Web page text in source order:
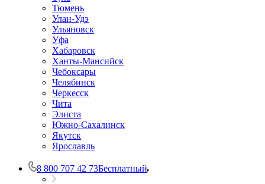
Тюмень
Улан-Удэ
Ульяновск
Уфа
Хабаровск
Ханты-Мансийск
Чебоксары
Челябинск
Черкесск
Чита
Элиста
Южно-Сахалинск
Якутск
Ярославль
8 800 707 42 73Бесплатный